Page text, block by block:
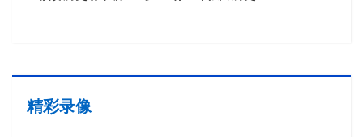
精彩录像